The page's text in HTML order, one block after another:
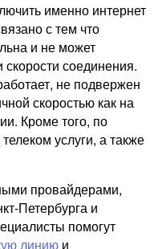
именно интернет
с тем что
и не может
скорости соединения.
не подвержен
скоростью как на
Кроме того, по
услуги, а также
провайдерами,
Петербурга и
помогут
линию и